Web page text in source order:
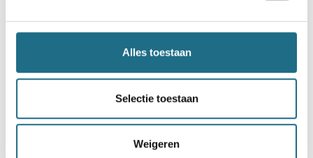
Alles toestaan
Selectie toestaan
Weigeren